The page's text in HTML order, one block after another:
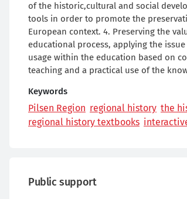
of the historic,cultural and social
tools in order to promote the
European context. 4. Preserving the
educational process, applying the
usage within the education based on
teaching and a practical use of the
Keywords
Pilsen Region regional history the
regional history textbooks
Public support